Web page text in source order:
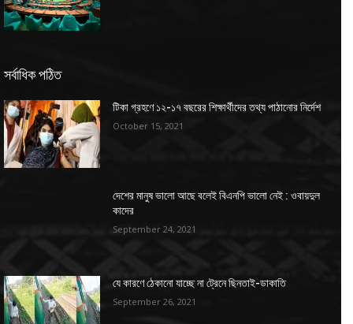
সর্বাধিক পঠিত
টিকা গ্রহণে ১২-১৭ বছরের শিক্ষার্থীদের তথ্য পাঠানোর নির্দেশ
October 15, 2021
দেশের মানুষ ভালো আছে বলেই বিএনপি ভালো নেই : ওবায়দুল
কাদের
September 24, 2021
যে কারণে ঠেকানো যাচ্ছে না ট্রেনে ছিনতাই-ডাকাতি
September 26, 2021